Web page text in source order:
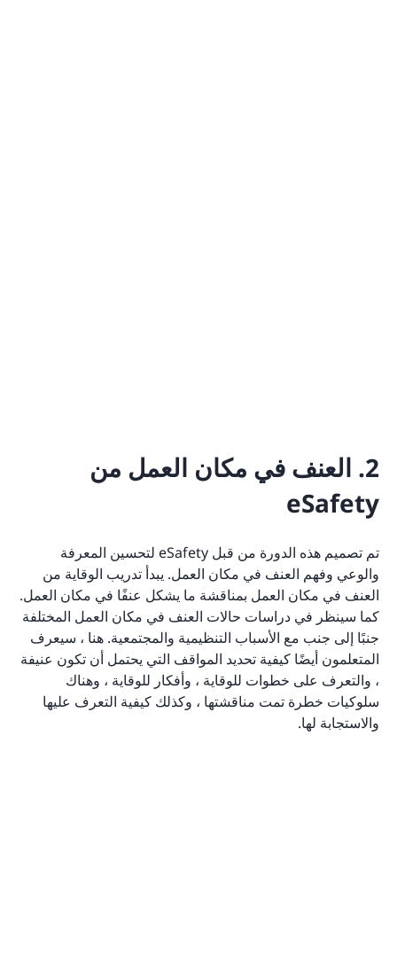
2. العنف في مكان العمل من
eSafety
تم تصميم هذه الدورة من قبل eSafety لتحسين المعرفة
والوعي وفهم العنف في مكان العمل. يبدأ تدريب الوقاية من
العنف في مكان العمل بمناقشة ما يشكل عنفًا في مكان العمل.
كما سينظر في دراسات حالات العنف في مكان العمل المختلفة
جنبًا إلى جنب مع الأسباب التنظيمية والمجتمعية. هنا ، سيعرف
المتعلمون أيضًا كيفية تحديد المواقف التي يحتمل أن تكون عنيفة
، والتعرف على خطوات للوقاية ، وأفكار للوقاية ، وهناك
سلوكيات خطرة تمت مناقشتها ، وكذلك كيفية التعرف عليها
والاستجابة لها.